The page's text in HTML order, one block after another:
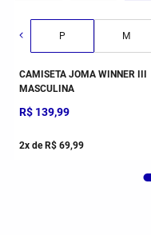
P M
CAMISETA JOMA WINNER III
MASCULINA
R$ 139,99
2x deR$ 69,99